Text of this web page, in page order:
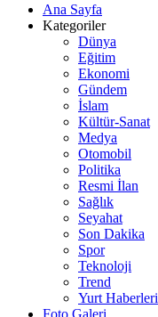
Ana Sayfa
Kategoriler
Dünya
Eğitim
Ekonomi
Gündem
İslam
Kültür-Sanat
Medya
Otomobil
Politika
Resmi İlan
Sağlık
Seyahat
Son Dakika
Spor
Teknoloji
Trend
Yurt Haberleri
Foto Galeri